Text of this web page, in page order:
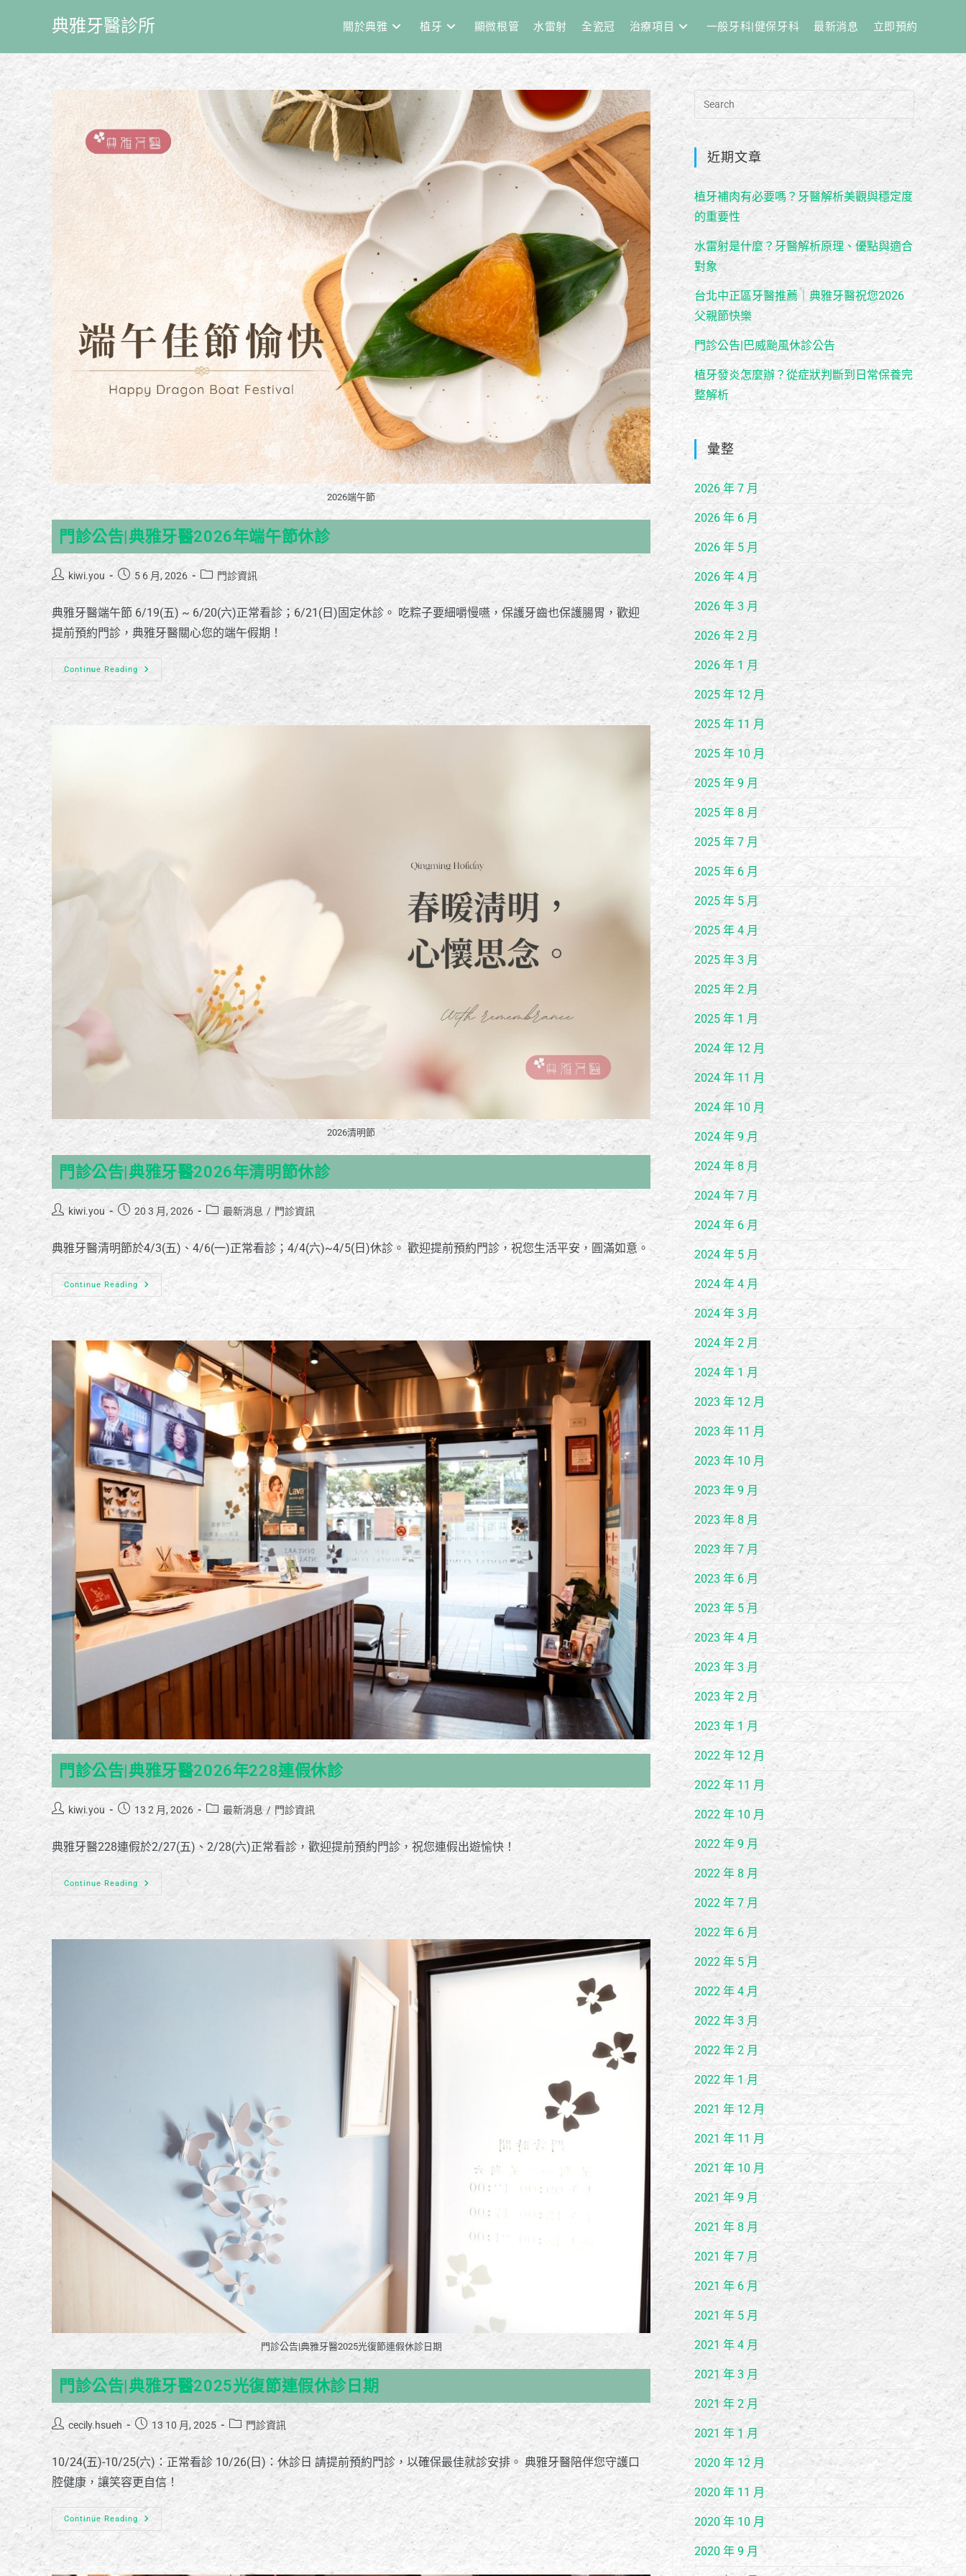
典雅牙醫診所 關於典雅 植牙 顯微根管 水雷射 全瓷冠 治療項目 一般牙科|健保牙科 最新消息 立即預約
2026端午節
門診公告|典雅牙醫2026年端午節休診
kiwi.you 5 6 月, 2026 門診資訊
典雅牙醫端午節 6/19(五) ~ 6/20(六)正常看診；6/21(日)固定休診。 吃粽子要細嚼慢嚥，保護牙齒也保護腸胃，歡迎
提前預約門診，典雅牙醫關心您的端午假期！
Continue Reading
2026清明節
門診公告|典雅牙醫2026年清明節休診
kiwi.you 20 3 月, 2026 最新消息 / 門診資訊
典雅牙醫清明節於4/3(五)、4/6(一)正常看診；4/4(六)~4/5(日)休診。 歡迎提前預約門診，祝您生活平安，圓滿如意。
Continue Reading
門診公告|典雅牙醫2026年228連假休診
kiwi.you 13 2 月, 2026 最新消息 / 門診資訊
典雅牙醫228連假於2/27(五)、2/28(六)正常看診，歡迎提前預約門診，祝您連假出遊愉快！
Continue Reading
門診公告|典雅牙醫2025光復節連假休診日期
門診公告|典雅牙醫2025光復節連假休診日期
cecily.hsueh 13 10 月, 2025 門診資訊
10/24(五)-10/25(六)：正常看診 10/26(日)：休診日 請提前預約門診，以確保最佳就診安排。 典雅牙醫陪伴您守護口
腔健康，讓笑容更自信！
Continue Reading
近期文章
植牙補肉有必要嗎？牙醫解析美觀與穩定度
的重要性
水雷射是什麼？牙醫解析原理、優點與適合
對象
台北中正區牙醫推薦｜典雅牙醫祝您2026
父親節快樂
門診公告|巴威颱風休診公告
植牙發炎怎麼辦？從症狀判斷到日常保養完
整解析
彙整
2026 年 7 月
2026 年 6 月
2026 年 5 月
2026 年 4 月
2026 年 3 月
2026 年 2 月
2026 年 1 月
2025 年 12 月
2025 年 11 月
2025 年 10 月
2025 年 9 月
2025 年 8 月
2025 年 7 月
2025 年 6 月
2025 年 5 月
2025 年 4 月
2025 年 3 月
2025 年 2 月
2025 年 1 月
2024 年 12 月
2024 年 11 月
2024 年 10 月
2024 年 9 月
2024 年 8 月
2024 年 7 月
2024 年 6 月
2024 年 5 月
2024 年 4 月
2024 年 3 月
2024 年 2 月
2024 年 1 月
2023 年 12 月
2023 年 11 月
2023 年 10 月
2023 年 9 月
2023 年 8 月
2023 年 7 月
2023 年 6 月
2023 年 5 月
2023 年 4 月
2023 年 3 月
2023 年 2 月
2023 年 1 月
2022 年 12 月
2022 年 11 月
2022 年 10 月
2022 年 9 月
2022 年 8 月
2022 年 7 月
2022 年 6 月
2022 年 5 月
2022 年 4 月
2022 年 3 月
2022 年 2 月
2022 年 1 月
2021 年 12 月
2021 年 11 月
2021 年 10 月
2021 年 9 月
2021 年 8 月
2021 年 7 月
2021 年 6 月
2021 年 5 月
2021 年 4 月
2021 年 3 月
2021 年 2 月
2021 年 1 月
2020 年 12 月
2020 年 11 月
2020 年 10 月
2020 年 9 月